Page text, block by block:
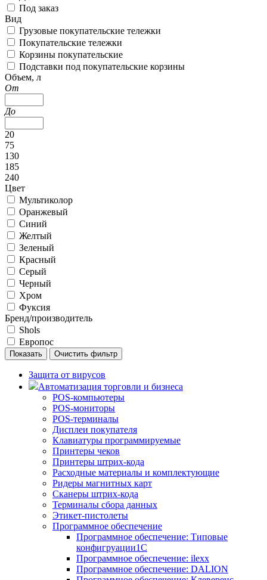
Под заказ
Вид
Грузовые покупательские тележки
Покупательские тележки
Корзины покупательские
Подставки под покупательские корзины
Объем, л
От
До
20
75
130
185
240
Цвет
Мультиколор
Оранжевый
Синий
Желтый
Зеленый
Красный
Серый
Черный
Хром
Фуксия
Бренд/производитель
Shols
Европос
Защита от вирусов
Автоматизация торговли и бизнеса
POS-компьютеры
POS-мониторы
POS-терминалы
Дисплеи покупателя
Клавиатуры программируемые
Принтеры чеков
Принтеры штрих-кода
Расходные материалы и комплектующие
Ридеры магнитных карт
Сканеры штрих-кода
Терминалы сбора данных
Этикет-пистолеты
Программное обеспечение
Программное обеспечение: Типовые
конфигруации1С
Программное обеспечение: ilexx
Программное обеспечение: DALION